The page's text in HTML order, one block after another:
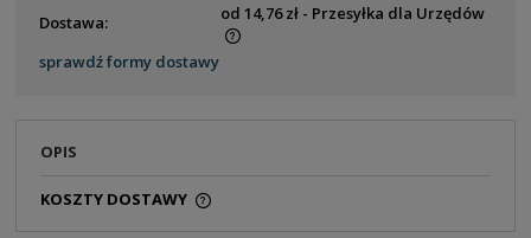
Dostawa:
od 14,76 zł - Przesyłka dla Urzędów
Cena nie zawiera ewentualnych kosztów płatności
sprawdź formy dostawy
OPIS
KOSZTY DOSTAWY